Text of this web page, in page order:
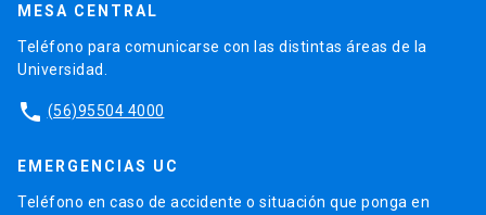
MESA CENTRAL
Teléfono para comunicarse con las distintas áreas de la
Universidad.
phone (56)95504 4000
EMERGENCIAS UC
Teléfono en caso de accidente o situación que ponga en